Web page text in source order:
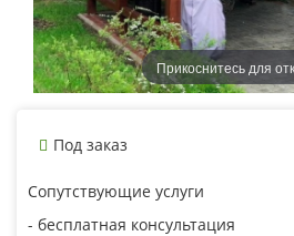
Прикоснитесь для
Под заказ
Сопутствующие услуги
- бесплатная консультация